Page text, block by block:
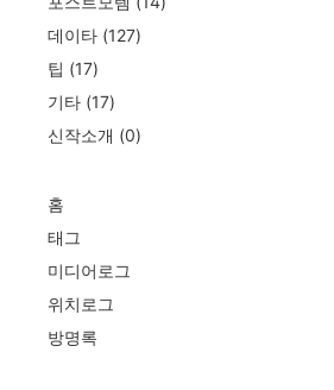
데이타 (127)
팁 (17)
기타 (17)
신작소개 (0)
홈
태그
미디어로그
위치로그
방명록